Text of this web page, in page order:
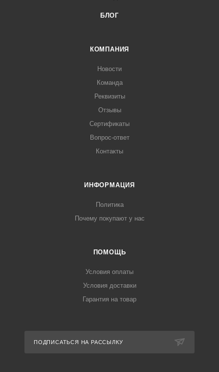
БЛОГ
КОМПАНИЯ
Новости
Команда
Реквизиты
Отзывы
Сертификаты
Вопрос-ответ
Контакты
ИНФОРМАЦИЯ
Политика
Почему покупают у нас
ПОМОЩЬ
Условия оплаты
Условия доставки
Гарантия на товар
ПОДПИСАТЬСЯ НА РАССЫЛКУ